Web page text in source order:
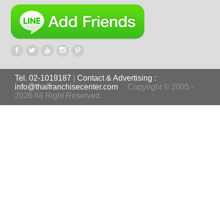
Tel. 02-1019187
Contact & Advertising :
info@thaifranchisecenter.com
Copyright © 2005 -
2026 All Right Reserved.